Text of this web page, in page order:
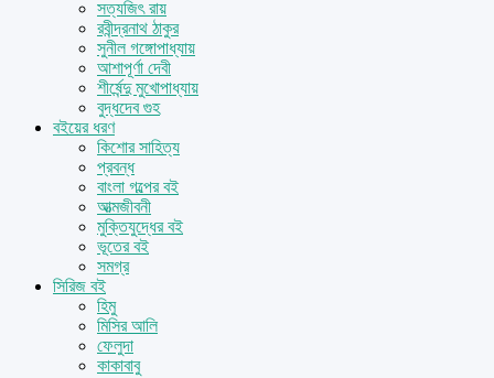
সত্যজিৎ রায়
রবীন্দ্রনাথ ঠাকুর
সুনীল গঙ্গোপাধ্যায়
আশাপূর্ণা দেবী
শীর্ষেন্দু মুখোপাধ্যায়
বুদ্ধদেব গুহ
বইয়ের ধরণ
কিশোর সাহিত্য
প্রবন্ধ
বাংলা গল্পের বই
আত্মজীবনী
মুক্তিযুদ্ধের বই
ভূতের বই
সমগ্র
সিরিজ বই
হিমু
মিসির আলি
ফেলুদা
কাকাবাবু